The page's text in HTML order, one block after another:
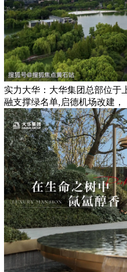
实力大华：大华集团总部位于
融支撑绿名单,启德机场改建，